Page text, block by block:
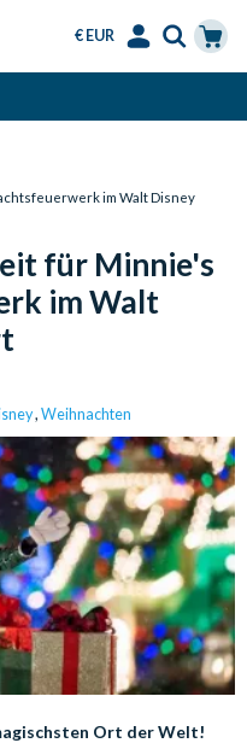
€ EUR
im Walt Disney
für Minnie's
im Walt
, Weihnachten
Ort der Welt!